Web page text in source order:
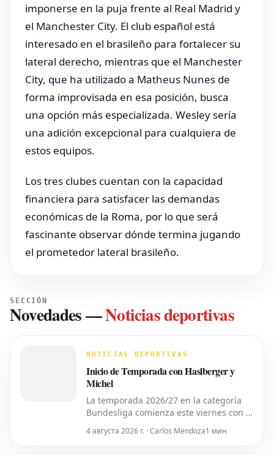
imponerse en la puja frente al Real Madrid y
el Manchester City. El club español está
interesado en el brasileño para fortalecer su
lateral derecho, mientras que el Manchester
City, que ha utilizado a Matheus Nunes de
forma improvisada en esa posición, busca
una opción más especializada. Wesley sería
una adición excepcional para cualquiera de
estos equipos.
Los tres clubes cuentan con la capacidad
financiera para satisfacer las demandas
económicas de la Roma, por lo que será
fascinante observar dónde termina jugando
el prometedor lateral brasileño.
SECCIÓN
Novedades—Noticias deportivas
NOTICIAS DEPORTIVAS
Inicio de Temporada con Haslberger y
Michel
La temporada 2026/27 en la categoría
Bundesliga comienza este viernes con el
entre el *VfL Bochum* y el *Hertha
4 августа 2026 г. · Carlos Mendoza1 мин